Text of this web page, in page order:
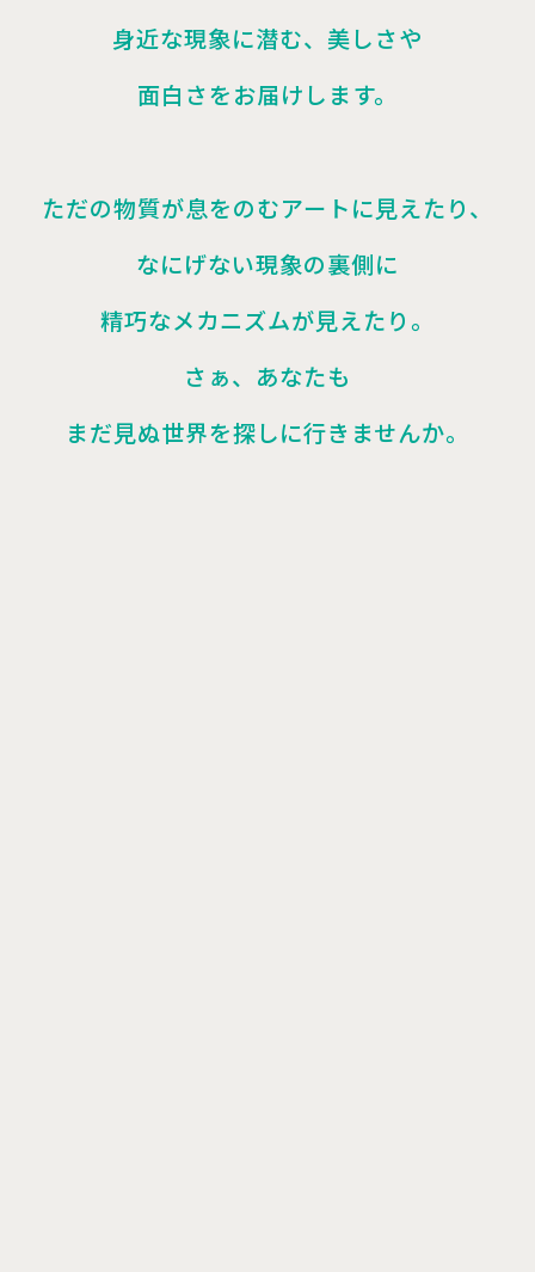
身近な現象に潜む、美しさや
面白さをお届けします。
ただの物質が息をのむアートに見えたり、
なにげない現象の裏側に
精巧なメカニズムが見えたり。
さぁ、あなたも
まだ見ぬ世界を探しに行きませんか。